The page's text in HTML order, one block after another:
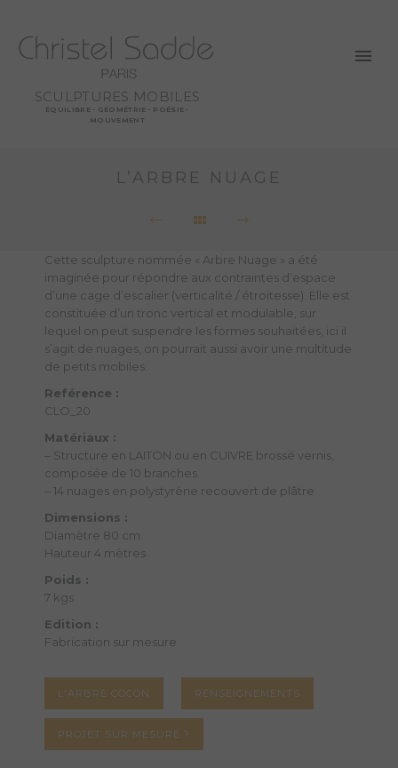
SCULPTURES MOBILES
ÉQUILIBRE - GÉOMÉTRIE - POÉSIE -
MOUVEMENT
L’ARBRE NUAGE
Cette sculpture nommée « Arbre Nuage » a été
imaginée pour répondre aux contraintes d’espace
d’une cage d’escalier (verticalité / étroitesse). Elle est
constituée d’un tronc vertical et modulable, sur
lequel on peut suspendre les formes souhaitées, ici il
s’agit de nuages, on pourrait aussi avoir une multitude
de petits mobiles.
Reférence :
CLO_20
Matériaux :
– Structure en LAITON ou en CUIVRE brossé vernis,
composée de 10 branches.
– 14 nuages en polystyrène recouvert de plâtre
Dimensions :
Diamètre 80 cm
Hauteur 4 mètres
Poids :
7 kgs
Edition :
Fabrication sur mesure
L'ARBRE COCON RENSEIGNEMENTS
PROJET SUR MESURE ?